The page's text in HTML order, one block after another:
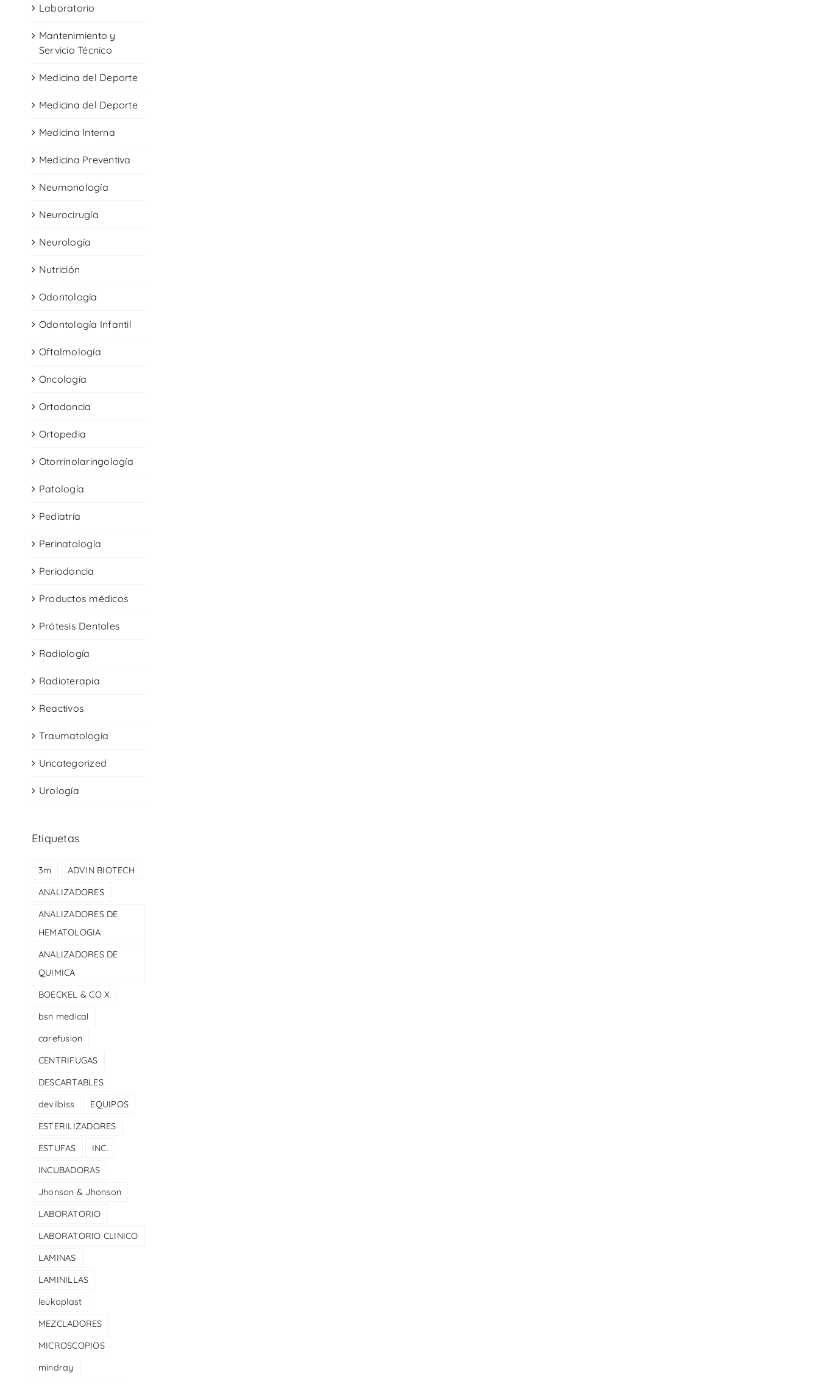
Laboratorio
Mantenimiento y
Servicio Técnico
Medicina del Deporte
Medicina del Deporte
Medicina Interna
Medicina Preventiva
Neumonología
Neurocirugía
Neurología
Nutrición
Odontología
Odontología Infantil
Oftalmología
Oncología
Ortodoncia
Ortopedia
Otorrinolaringología
Patología
Pediatría
Perinatología
Periodoncia
Productos médicos
Prótesis Dentales
Radiología
Radioterapia
Reactivos
Traumatología
Uncategorized
Urología
Etiquetas
3m
ADVIN BIOTECH
ANALIZADORES
ANALIZADORES DE
HEMATOLOGIA
ANALIZADORES DE
QUIMICA
BOECKEL & CO X
bsn medical
carefusion
CENTRIFUGAS
DESCARTABLES
devilbiss
EQUIPOS
ESTERILIZADORES
ESTUFAS
INC.
INCUBADORAS
Jhonson & Jhonson
LABORATORIO
LABORATORIO CLINICO
LAMINAS
LAMINILLAS
leukoplast
MEZCLADORES
MICROSCOPIOS
mindray